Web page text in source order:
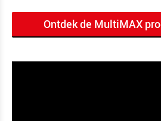
Ontdek de MultiMAX